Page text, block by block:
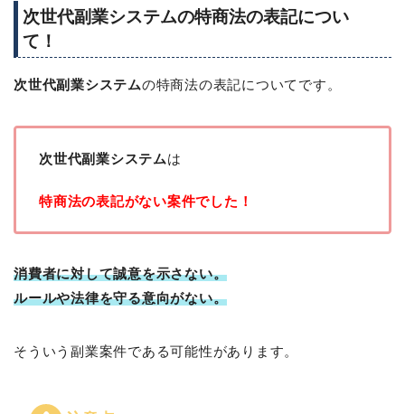
次世代副業システムの特商法の表記につい
て！
次世代副業システムの特商法の表記についてです。
次世代副業システムは
特商法の表記がない案件でした！
消費者に対して誠意を示さない。
ルールや法律を守る意向がない。
そういう副業案件である可能性があります。